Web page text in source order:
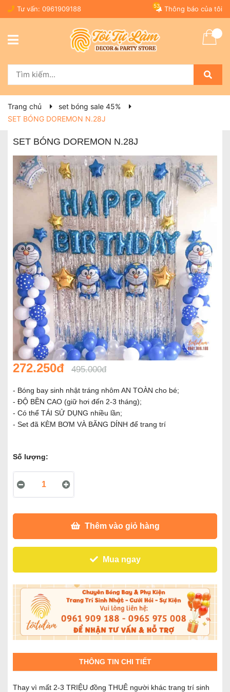
Tư vấn: 0961909188 Thông báo của tôi
53
Trang chủ
set bóng sale 45%
SET BÓNG DOREMON N.28J
SET BÓNG DOREMON N.28J
272.250đ 495.000đ
- Bóng bay sinh nhật tráng nhôm AN TOÀN cho bé;
- ĐỘ BỀN CAO (giữ hơi đến 2-3 tháng);
- Có thể TÁI SỬ DỤNG nhiều lần;
- Set đã KÈM BƠM VÀ BĂNG DÍNH để trang trí
Số lượng:
Thêm vào giỏ hàng
Mua ngay
THÔNG TIN CHI TIẾT
Thay vì mất 2-3 TRIỆU đồng THUÊ người khác trang trí sinh